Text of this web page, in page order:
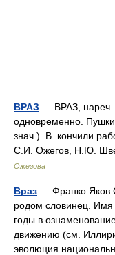
ВРАЗ — ВРАЗ, нареч.
одновременно.
знач.). В. кончили
С.И. Ожегов, Н.Ю.
Ожегова
Враз — Франко Яков
родом словинец. Имя
годы в
движению (см.
эволюция